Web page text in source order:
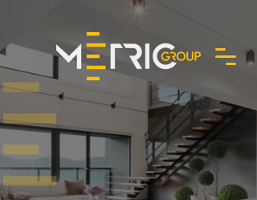
Richiedi un preventivo